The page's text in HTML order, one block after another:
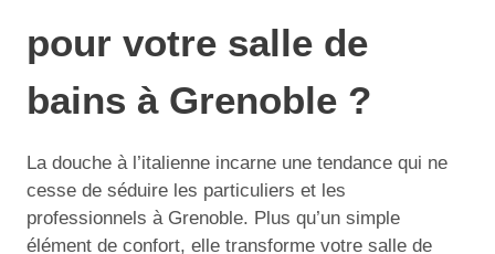
pour votre salle de
bains à Grenoble ?
La douche à l’italienne incarne une tendance qui ne
cesse de séduire les particuliers et les
professionnels à Grenoble. Plus qu’un simple
élément de confort, elle transforme votre salle de